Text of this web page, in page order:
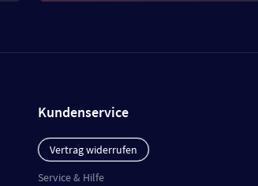
Kundenservice
Vertrag widerrufen
Service & Hilfe